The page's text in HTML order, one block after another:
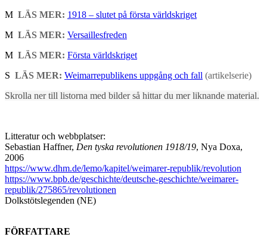
M LÄS MER: 1918 – slutet på första världskriget
M LÄS MER: Versaillesfreden
M LÄS MER: Första världskriget
S LÄS MER: Weimarrepublikens uppgång och fall (artikelserie)
Skrolla ner till listorna med bilder så hittar du mer liknande material.
Litteratur och webbplatser:
Sebastian Haffner, Den tyska revolutionen 1918/19, Nya Doxa,
2006
https://www.dhm.de/lemo/kapitel/weimarer-republik/revolution
https://www.bpb.de/geschichte/deutsche-geschichte/weimarer-
republik/275865/revolutionen
Dolkstötslegenden (NE)
FÖRFATTARE